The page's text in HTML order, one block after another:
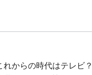
からの時代はテレビ